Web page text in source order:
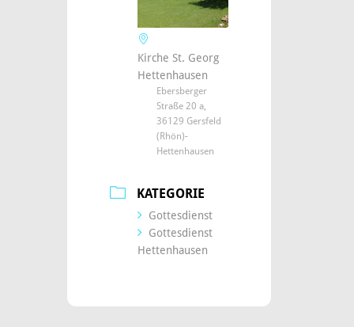
Kirche St. Georg
Hettenhausen
Ebersberger
Straße 20 a,
36129 Gersfeld
(Rhön)-
Hettenhausen
KATEGORIE
Gottesdienst
Gottesdienst
Hettenhausen